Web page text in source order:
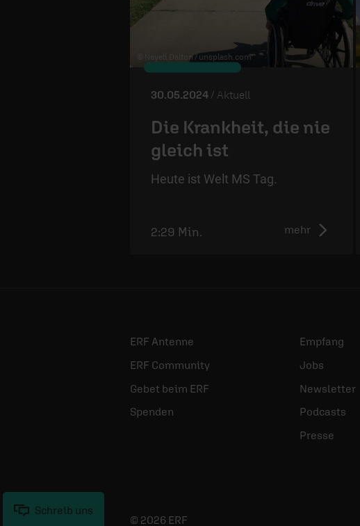
© Nayeli Dalton /unsplash.com
30.05.2024 / Aktuell
Die Krankheit, die nie
gleich ist
Heute ist Welt MS Tag.
mehr
2:29 Min.
ERF Antenne
ERF Community
Gebet beim ERF
Spenden
Empfang
Jobs
Newsletter
Podcasts
Presse
© 2026 ERF
Schreib uns